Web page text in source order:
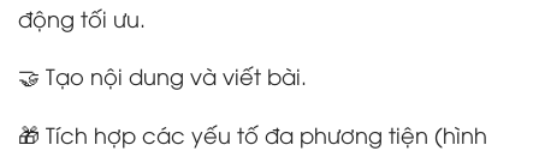
động tối ưu.
🤝 Tạo nội dung và viết bài.
🎁 Tích hợp các yếu tố đa phương tiện (hình